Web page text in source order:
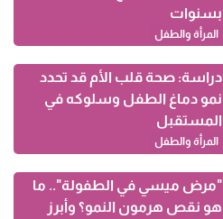
بسنوات
المرأة والطفل
دراسة: صحة قلب الأم قد تحدد
نمو دماغ الطفل وسلوكه في
المستقبل
المرأة والطفل
"مرض ميسي في الطفولة".. ما
هو نقص هرمون النمو؟ وأبرز